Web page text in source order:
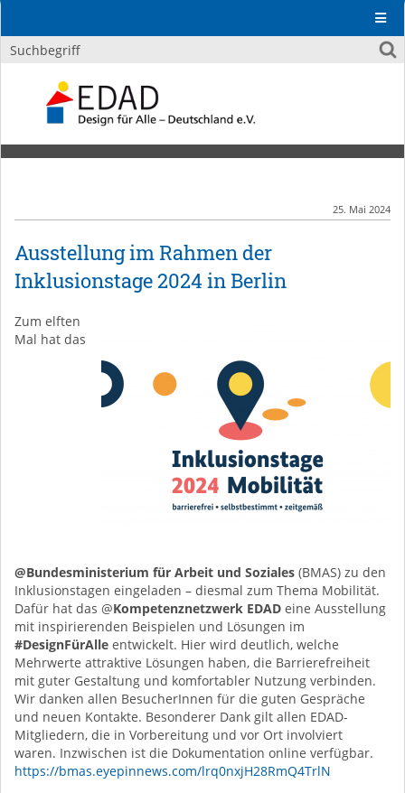
25. Mai 2024
Ausstellung im Rahmen der
Inklusionstage 2024 in Berlin
Zum elften
Mal hat das
@Bundesministerium für Arbeit und Soziales (BMAS) zu den
Inklusionstagen eingeladen – diesmal zum Thema Mobilität.
Dafür hat das @Kompetenznetzwerk EDAD eine Ausstellung
mit inspirierenden Beispielen und Lösungen im
#DesignFürAlle entwickelt. Hier wird deutlich, welche
Mehrwerte attraktive Lösungen haben, die Barrierefreiheit
mit guter Gestaltung und komfortabler Nutzung verbinden.
Wir danken allen BesucherInnen für die guten Gespräche
und neuen Kontakte. Besonderer Dank gilt allen EDAD-
Mitgliedern, die in Vorbereitung und vor Ort involviert
waren. Inzwischen ist die Dokumentation online verfügbar.
https://bmas.eyepinnews.com/lrq0nxjH28RmQ4TrlN